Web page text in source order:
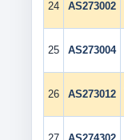
24 AS273002
25 AS273004
26 AS273012